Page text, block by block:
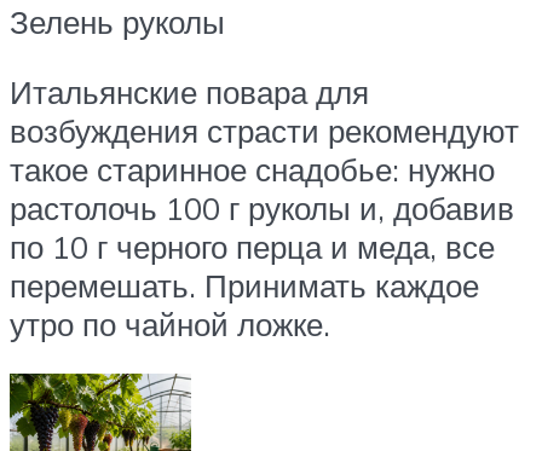
Зелень руколы
Итальянские повара для
возбуждения страсти рекомендуют
такое старинное снадобье: нужно
растолочь 100 г руколы и, добавив
по 10 г черного перца и меда, все
перемешать. Принимать каждое
утро по чайной ложке.